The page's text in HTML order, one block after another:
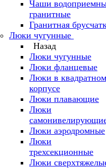
Чаши
гранитные
Гранитная
Люки чугунные
Назад
Люки чугунные
Люки фланцевые
Люки в квадратном
корпусе
Люки плавающие
Люки
Люки аэродромные
Люки
трехсекционные
Люки